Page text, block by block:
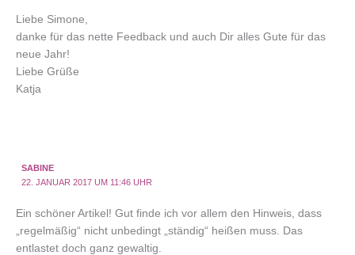
Liebe Simone,
danke für das nette Feedback und auch Dir alles Gute für das
neue Jahr!
Liebe Grüße
Katja
SABINE
22. JANUAR 2017 UM 11:46 UHR
Ein schöner Artikel! Gut finde ich vor allem den Hinweis, dass
„regelmäßig“ nicht unbedingt „ständig“ heißen muss. Das
entlastet doch ganz gewaltig.